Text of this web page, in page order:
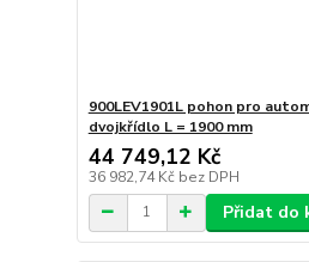
900LEV1901L pohon pro
dvojkřídlo L = 1900 mm
44 749,12 Kč
36 982,74 Kč bez DPH
Přidat do